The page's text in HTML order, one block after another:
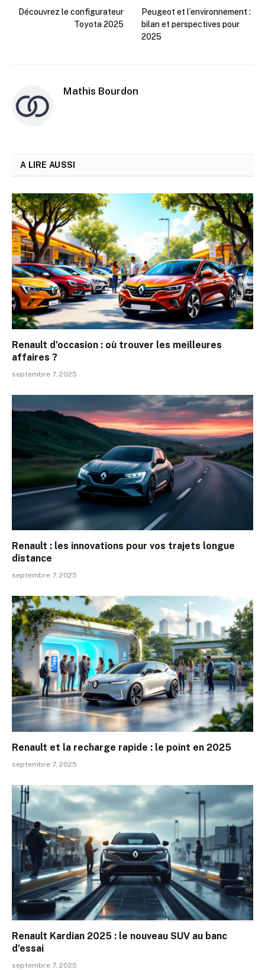
Découvrez le configurateur
Toyota 2025
Peugeot et l’environnement :
bilan et perspectives pour
2025
Mathis Bourdon
A LIRE AUSSI
Renault d’occasion : où trouver les meilleures
affaires ?
septembre 7, 2025
Renault : les innovations pour vos trajets longue
distance
septembre 7, 2025
Renault et la recharge rapide : le point en 2025
septembre 7, 2025
Renault Kardian 2025 : le nouveau SUV au banc
d’essai
septembre 7, 2025